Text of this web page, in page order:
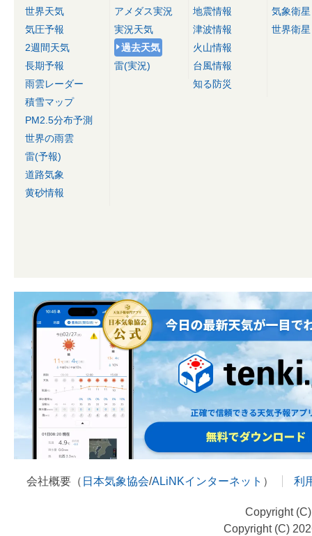
世界天気
気圧予報
2週間天気
長期予報
雨雲レーダー
積雪マップ
PM2.5分布予測
世界の雨雲
雷(予報)
道路気象
黄砂情報
アメダス実況
実況天気
過去天気
雷(実況)
地震情報
津波情報
火山情報
台風情報
知る防災
気象衛星
世界衛星
会社概要（ 日本気象協会/ALiNKインターネット ） 利
Copyright
Copyright (C)